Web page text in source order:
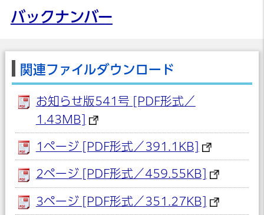
バックナンバー
関連ファイルダウンロード
お知らせ版541号 [PDF形式／
1.43MB]
1ページ [PDF形式／391.1KB]
2ページ [PDF形式／459.55KB]
3ページ [PDF形式／351.27KB]